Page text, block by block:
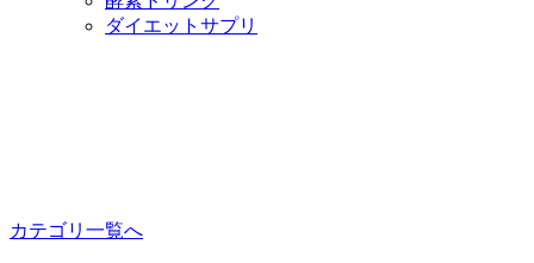
ダイエットサプリ
カテゴリ一覧へ